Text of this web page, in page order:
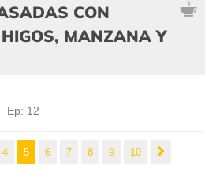
CON
MANZANA Y
Ep: 12
4 5 6 7 8 9 10